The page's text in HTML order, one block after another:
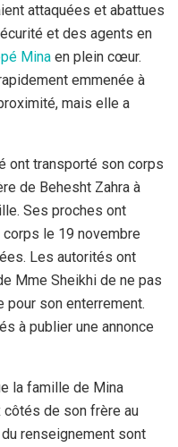
attaquées et abattues
et des agents en
Mina en plein cœur.
emmenée à
mais elle a
ont transporté son corps
de Behesht Zahra à
Ses proches ont
le 19 novembre
Les autorités ont
Mme Sheikhi de ne pas
pour son enterrement.
à publier une annonce
la famille de Mina
côtés de son frère au
renseignement sont